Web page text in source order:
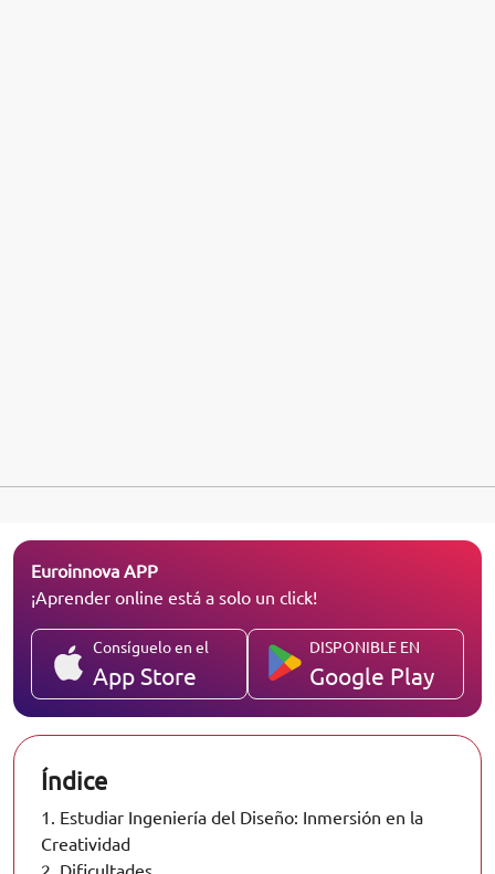
Euroinnova APP
¡Aprender online está a solo un click!
Consíguelo en el
App Store
DISPONIBLE EN
Google Play
Índice
1. Estudiar Ingeniería del Diseño: Inmersión en la
Creatividad